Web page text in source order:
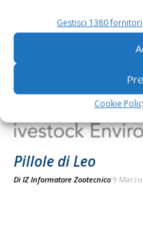
Gestisci 1380 fornitori
Cookie
Pillole di Leo
Di IZ Informatore Zootecnico 9 Marzo